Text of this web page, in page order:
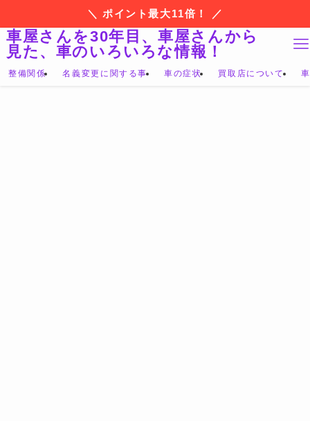
＼ ポイント最大11倍！ ／
車屋さんを30年目、車屋さんから
見た、車のいろいろな情報！
整備関係 名義変更に関する事 車の症状 買取店について